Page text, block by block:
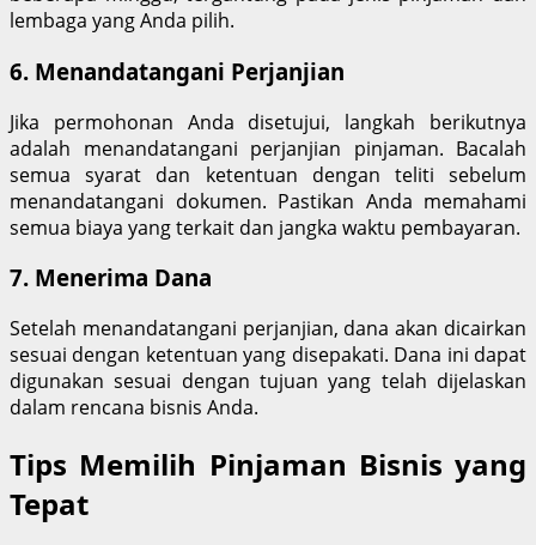
lembaga yang Anda pilih.
6. Menandatangani Perjanjian
Jika permohonan Anda disetujui, langkah berikutnya
adalah menandatangani perjanjian pinjaman. Bacalah
semua syarat dan ketentuan dengan teliti sebelum
menandatangani dokumen. Pastikan Anda memahami
semua biaya yang terkait dan jangka waktu pembayaran.
7. Menerima Dana
Setelah menandatangani perjanjian, dana akan dicairkan
sesuai dengan ketentuan yang disepakati. Dana ini dapat
digunakan sesuai dengan tujuan yang telah dijelaskan
dalam rencana bisnis Anda.
Tips Memilih Pinjaman Bisnis yang
Tepat